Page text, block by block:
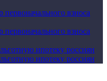
взноса
взноса
ипотеку россиян
ипотеку россиян